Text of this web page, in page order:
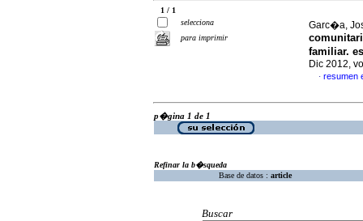
1 / 1
selecciona
para imprimir
Garc�a,
familiar.
Dic 2012,
· resumen
p�gina 1 de 1
Refinar la b�squeda
Base de datos : article
Buscar